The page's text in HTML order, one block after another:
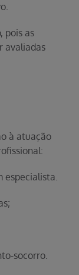
pois as
avaliadas
à atuação
especialista.
socorro.